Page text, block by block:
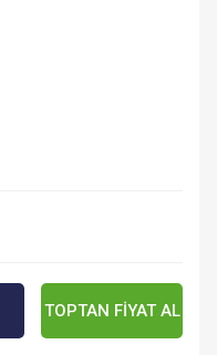
TOPTAN FİYAT AL